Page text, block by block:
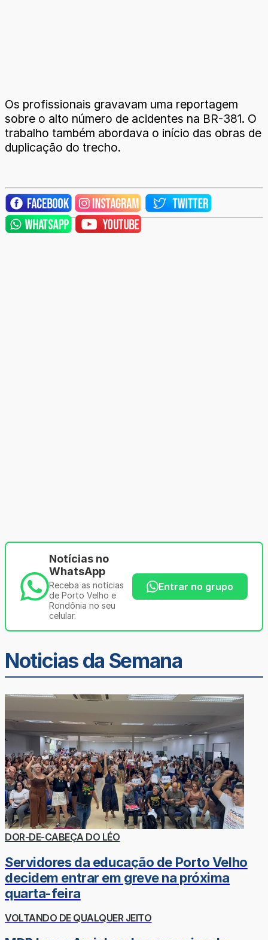
Os profissionais gravavam uma reportagem
sobre o alto número de acidentes na BR-381. O
trabalho também abordava o início das obras de
duplicação do trecho.
Notícias no
WhatsApp
Receba as notícias
de Porto Velho e
Rondônia no seu
celular.
Entrar no grupo
Noticias da Semana
DOR-DE-CABEÇA DO LÉO
Servidores da educação de Porto Velho
decidem entrar em greve na próxima
quarta-feira
VOLTANDO DE QUALQUER JEITO